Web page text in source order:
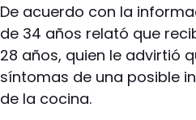
De acuerdo con la
de 34 años relató que
28 años, quien le advirtió
síntomas de una posible
de la cocina.